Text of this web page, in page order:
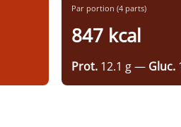
Par portion (4 parts)
847 kcal
Prot. 12.1 g — Gluc.